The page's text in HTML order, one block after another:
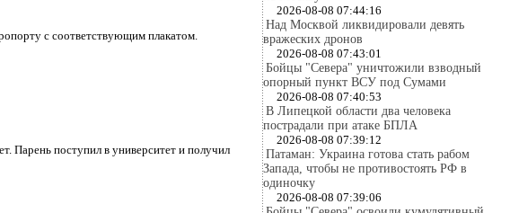
с соответствующим плакатом.
Парень поступил в университет и получил
2026-08-08 07:44:16
Над Москвой ликвидировали девять
вражеских дронов
2026-08-08 07:43:01
Бойцы "Севера" уничтожили взводный
опорный пункт ВСУ под Сумами
2026-08-08 07:40:53
В Липецкой области два человека
пострадали при атаке БПЛА
2026-08-08 07:39:12
Патаман: Украина готова стать рабом
Запада, чтобы не противостоять РФ в
одиночку
2026-08-08 07:39:06